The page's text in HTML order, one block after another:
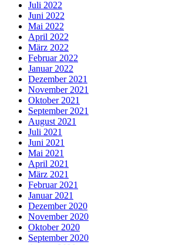
Juli 2022
Juni 2022
Mai 2022
April 2022
März 2022
Februar 2022
Januar 2022
Dezember 2021
November 2021
Oktober 2021
September 2021
August 2021
Juli 2021
Juni 2021
Mai 2021
April 2021
März 2021
Februar 2021
Januar 2021
Dezember 2020
November 2020
Oktober 2020
September 2020